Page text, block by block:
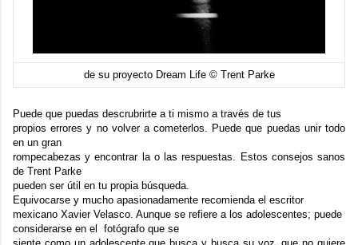
de su proyecto Dream Life © Trent Parke
Puede que puedas descrubrirte a ti mismo a través de tus
propios errores y no volver a cometerlos. Puede que puedas unir todo
en un gran
rompecabezas y encontrar la o las respuestas. Estos consejos sanos
de Trent Parke
pueden ser útil en tu propia búsqueda.
Equivocarse y mucho apasionadamente recomienda el escritor
mexicano Xavier Velasco. Aunque se refiere a los adolescentes; puede
considerarse en el fotógrafo que se